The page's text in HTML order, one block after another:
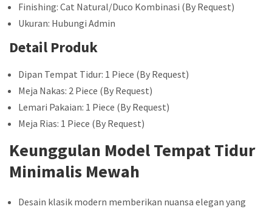
Finishing: Cat Natural/Duco Kombinasi (By Request)
Ukuran: Hubungi Admin
Detail Produk
Dipan Tempat Tidur: 1 Piece (By Request)
Meja Nakas: 2 Piece (By Request)
Lemari Pakaian: 1 Piece (By Request)
Meja Rias: 1 Piece (By Request)
Keunggulan Model Tempat Tidur
Minimalis Mewah
Desain klasik modern memberikan nuansa elegan yang